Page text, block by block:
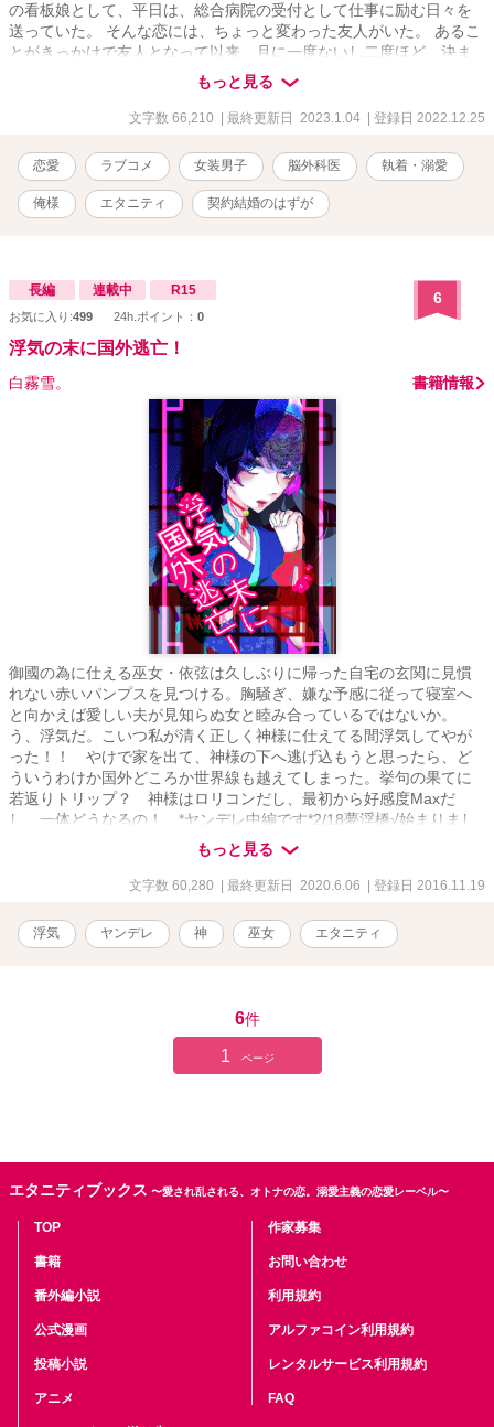
の看板娘として、平日は、総合病院の受付として仕事に励む日々を
送っていた。 そんな恋には、ちょっと変わった友人がいた。 あるこ
とがきっかけで友人となって以来、月に一度ないし二度ほど、決ま
って週末の夜にだけ、馴染みのＢＡＲで美味しいカクテルを堪能し
つつ楽しいお喋りに花を咲かせていた。いつしか至福のひととき
に。 それがある日突然覆ってしまう。 有能な訳あり外科医＆至って
うな執着系溺愛ラブロマンスな展開にーー!? .｡.:*･ﾟ＋.｡.:*･ﾟ＋.｡.:*･ﾟ
＋.｡.:*･ﾟ ※嘘ふらに登場する藤堂渉の息子がヒーローですが単独で
お読み頂けます。 ※ヒーロー視点あり ※通常よりソフトになる予定
ですが、TLです。設定上強引な展開もあるので閲覧にはご注意くだ
す。 ※他サイトで完結済の中編です。 ✧連載期間22.12.25〜
23.1.4✧
もっと見る
文字数 66,210 | 最終更新日 2023.1.04 | 登録日 2022.12.25
恋愛 ラブコメ 女装男子 脳外科医 執着・溺愛
俺様 エタニティ 契約結婚のはずが
長編 連載中 R15
お気に入り:499 24h.ポイント： 0
6
浮気の末に国外逃亡！
白霧雪。 書籍情報
御國の為に仕える巫女・依弦は久しぶりに帰った自宅の玄関に見慣
れない赤いパンプスを見つける。胸騒ぎ、嫌な予感に従って寝室へ
と向かえば愛しい夫が見知らぬ女と睦み合っているではないか。
う、浮気だ。こいつ私が清く正しく神様に仕えてる間浮気してやが
った！！ やけで家を出て、神様の下へ逃げ込もうと思ったら、ど
ういうわけか国外どころか世界線も越えてしまった。挙句の果てに
若返りトリップ？ 神様はロリコンだし、最初から好感度Maxだ
し、一体どうなるの！ *ヤンデレ中編です*2/18夢浮橋√始まりまし
た*なんだか思ってた方向からズレていってる*
もっと見る
文字数 60,280 | 最終更新日 2020.6.06 | 登録日 2016.11.19
浮気 ヤンデレ 神 巫女 エタニティ
6件
1 ページ
エタニティブックス 〜愛され乱される、オトナの恋。溺愛主義の恋愛レーベル〜
TOP
書籍
番外編小説
公式漫画
投稿小説
アニメ
作家募集
お問い合わせ
利用規約
アルファコイン利用規約
レンタルサービス利用規約
FAQ